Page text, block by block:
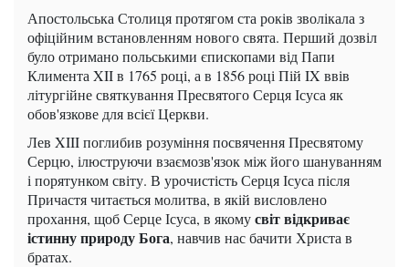
Апостольська Столиця протягом ста років зволікала з
офіційним встановленням нового свята. Перший дозвіл
було отримано польськими єпископами від Папи
Климента XII в 1765 році, а в 1856 році Пій IX ввів
літургійне святкування Пресвятого Серця Ісуса як
обов'язкове для всієї Церкви.
Лев XIII поглибив розуміння посвячення Пресвятому
Серцю, ілюструючи взаємозв'язок між його шануванням
і порятунком світу. В урочистість Серця Ісуса після
Причастя читається молитва, в якій висловлено
прохання, щоб Серце Ісуса, в якомусвіт відкриває
істинну природу Бога, навчив нас бачити Христа в
братах.